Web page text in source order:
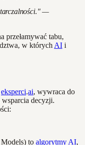
—
przełamywać tabu,
w których AI i
eksperci.ai, wywraca do
decyzji.
to algorytmy AI,